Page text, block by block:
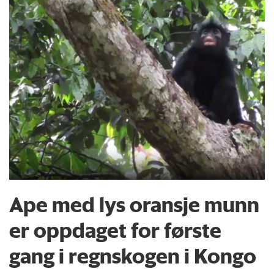
Ape med lys oransje munn
er oppdaget for første
gang i regnskogen i Kongo